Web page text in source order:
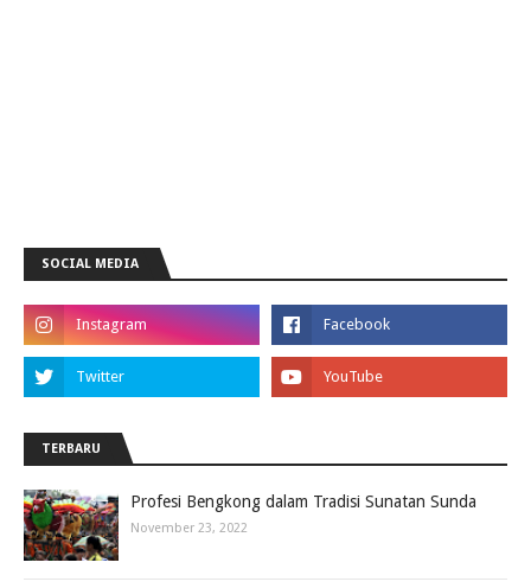
SOCIAL MEDIA
TERBARU
Profesi Bengkong dalam Tradisi Sunatan Sunda
November 23, 2022